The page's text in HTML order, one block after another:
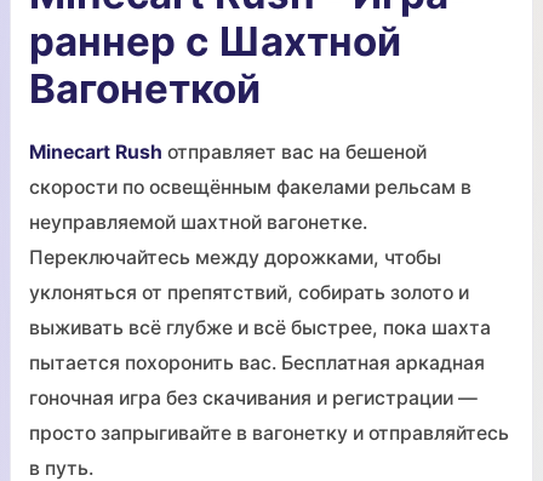
раннер с Шахтной
Вагонеткой
Minecart Rush отправляет вас на бешеной
скорости по освещённым факелами рельсам в
неуправляемой шахтной вагонетке.
Переключайтесь между дорожками, чтобы
уклоняться от препятствий, собирать золото и
выживать всё глубже и всё быстрее, пока шахта
пытается похоронить вас. Бесплатная аркадная
гоночная игра без скачивания и регистрации —
просто запрыгивайте в вагонетку и отправляйтесь
в путь.